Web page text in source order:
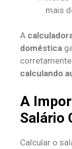
mais
A
doméstica
calculando
A
Salário
Calcular o